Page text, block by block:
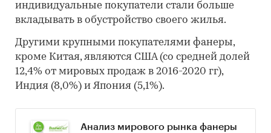
индивидуальные покупатели стали больше
вкладывать в обустройство своего жилья.
Другими крупными покупателями фанеры,
кроме Китая, являются США (со средней долей
12,4% от мировых продаж в 2016-2020 гг),
Индия (8,0%) и Япония (5,1%).
Анализ мирового рынка фанеры